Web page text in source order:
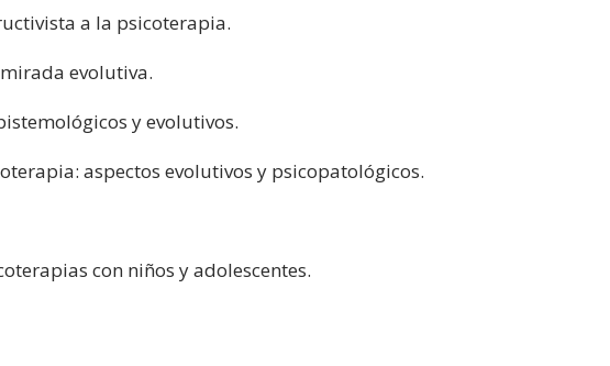
a la psicoterapia.
evolutiva.
y evolutivos.
aspectos evolutivos y psicopatológicos.
con niños y adolescentes.